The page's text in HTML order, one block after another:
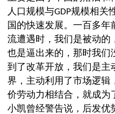
人口规模与GDP规模相关
国的快速发展。一百多年
流遭遇时，我们是被动的
也是逼出来的，那时我们
到了改革开放，我们是主
界，主动利用了市场逻辑
价劳动力相结合，就成为
小凯曾经警告说，后发优